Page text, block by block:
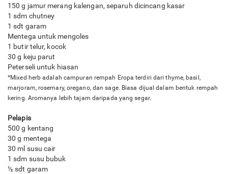
150 g jamur merang kalengan, separuh dicincang kasar
1 sdm chutney
1 sdt garam
Mentega untuk mengoles
1 butir telur, kocok
30 g keju parut
Peterseli untuk hiasan
*Mixed herb adalah campuran rempah Eropa terdiri dari thyme, basil,
marjoram, rosemary, oregano, dan sage. Biasa dijual dalam bentuk rempah
kering. Aromanya lebih tajam daripada yang segar.​
Pelapis
500 g kentang
30 g mentega
30 ml susu cair
1 sdm susu bubuk
½ sdt garam